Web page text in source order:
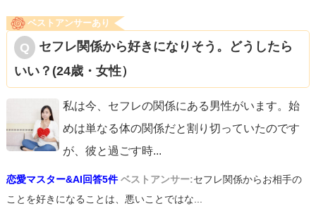
ベストアンサーあり
セフレ関係から好きになりそう。どうしたら
いい？(24歳・女性）
私は今、セフレの関係にある男性がいます。始
めは単なる体の関係だと割り切っていたのです
が、彼と過ごす時...
恋愛マスター&AI回答5件 ベストアンサー:セフレ関係からお相手の
ことを好きになることは、悪いことではな...